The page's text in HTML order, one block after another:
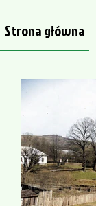
Strona główna